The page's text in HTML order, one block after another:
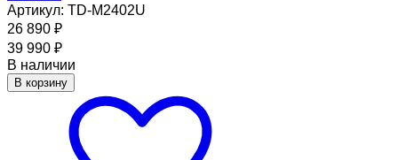
Артикул: TD-M2402U
26 890 ₽
39 990 ₽
В наличии
В корзину